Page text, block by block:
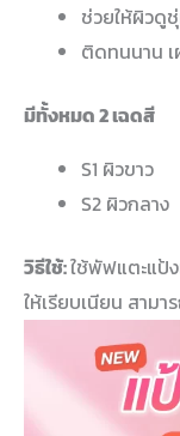
ช่วยให้ผิวดู
ติดทนนาน
มีทั้งหมด 2 เฉดสี
S1 ผิวขาว
S2 ผิวกลาง
วิธีใช้:ใช้พัฟแตะแป้
ให้เรียบเนียน สามา